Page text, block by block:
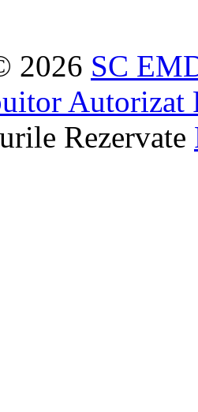
2026 SC
Autorizat
Rezervate